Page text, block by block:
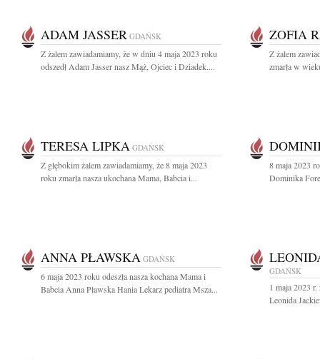
ADAM JASSER GDAŃSK
Z żalem zawiadamiamy, że w dniu 4 maja 2023 roku
odszedł Adam Jasser nasz Mąż, Ojciec i Dziadek....
ZOFIA
Z żalem
zmarła w
TERESA LIPKA GDAŃSK
Z głębokim żalem zawiadamiamy, że 8 maja 2023
roku zmarła nasza ukochana Mama, Babcia i...
8 maja 2023
Dominika
ANNA PŁAWSKA GDAŃSK
6 maja 2023 roku odeszła nasza kochana Mama i
Babcia Anna Pławska Hania Lekarz pediatra Msza...
GDAŃSK
1 maja 2023
Leonida